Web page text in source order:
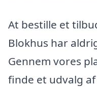
At bestille et
Blokhus har
Gennem vores
finde et udvalg